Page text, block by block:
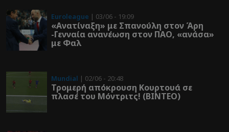
Euroleague | 03/06 - 19:09
«Ανατίναξη» με Σπανούλη στον Άρη
-Γενναία ανανέωση στον ΠΑΟ, «ανάσα»
με Φαλ
Mundial | 02/06 - 20:48
Τρομερή απόκρουση Κουρτουά σε
πλασέ του Μόντριτς! (ΒΙΝΤΕΟ)